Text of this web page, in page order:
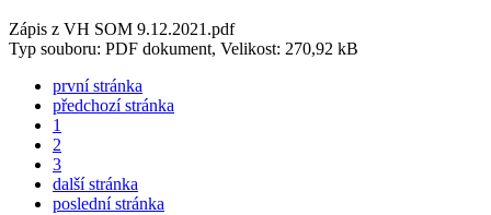
Zápis z VH SOM 9.12.2021.pdf
Typ souboru: PDF dokument, Velikost: 270,92 kB
první stránka
předchozí stránka
1
2
3
další stránka
poslední stránka